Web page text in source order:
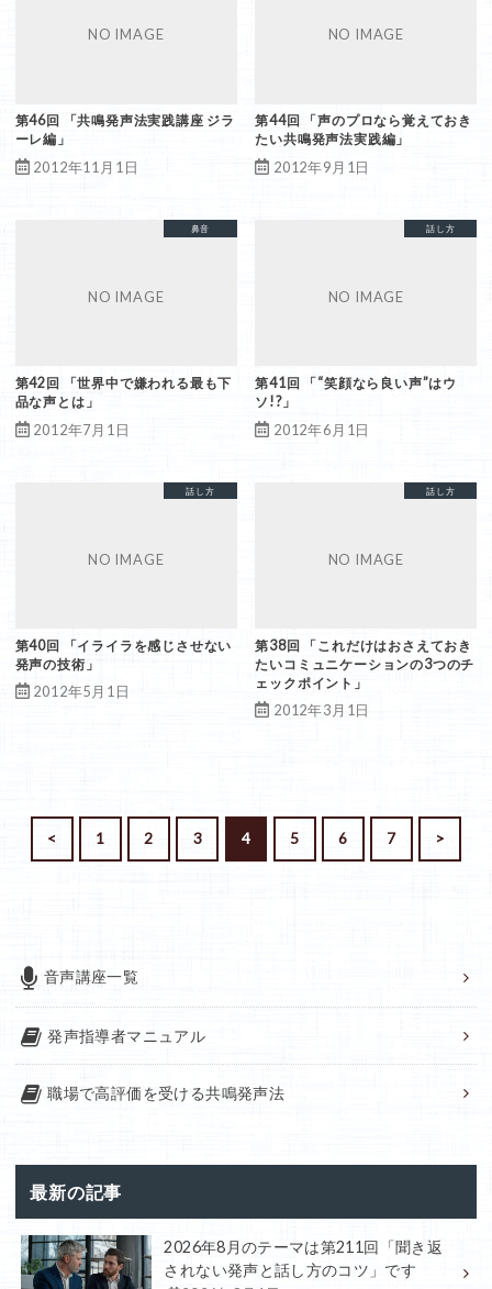
第46回 「共鳴発声法実践講座 ジラ
ーレ編」
2012年11月1日
第44回 「声のプロなら覚えておき
たい共鳴発声法実践編」
2012年9月1日
印象
喉声
届く声
発声法
話し方
鼻音
第42回 「世界中で嫌われる最も下
品な声とは」
2012年7月1日
発声法
話し方
第41回 「“笑顔なら良い声”はウ
ソ!?」
2012年6月1日
対人関係
発声法
話し方
第40回 「イライラを感じさせない
発声の技術」
2012年5月1日
対人関係
発声法
話し方
第38回 「これだけはおさえておき
たいコミュニケーションの3つのチ
ェックポイント」
2012年3月1日
< 1 2 3 4 5 6 7 >
音声講座一覧
発声指導者マニュアル
職場で高評価を受ける共鳴発声法
最新の記事
2026年8月のテーマは第211回「聞き返
されない発声と話し方のコツ」です